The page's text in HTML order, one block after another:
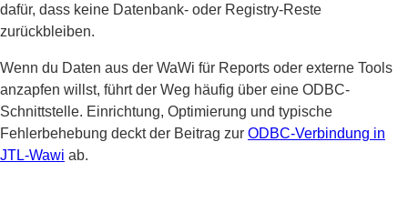
dafür, dass keine Datenbank- oder Registry-Reste
zurückbleiben.
Wenn du Daten aus der WaWi für Reports oder externe Tools
anzapfen willst, führt der Weg häufig über eine ODBC-
Schnittstelle. Einrichtung, Optimierung und typische
Fehlerbehebung deckt der Beitrag zur ODBC-Verbindung in
JTL-Wawi ab.